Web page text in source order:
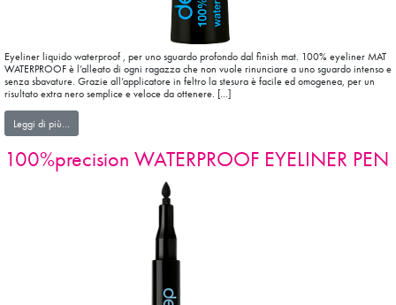
Eyeliner liquido waterproof , per uno sguardo profondo dal finish mat. 100% eyeliner MAT
WATERPROOF è l’alleato di ogni ragazza che non vuole rinunciare a uno sguardo intenso e
senza sbavature. Grazie all’applicatore in feltro la stesura è facile ed omogenea, per un
risultato extra nero semplice e veloce da ottenere. […]
Leggi di più…
100%precision WATERPROOF EYELINER PEN